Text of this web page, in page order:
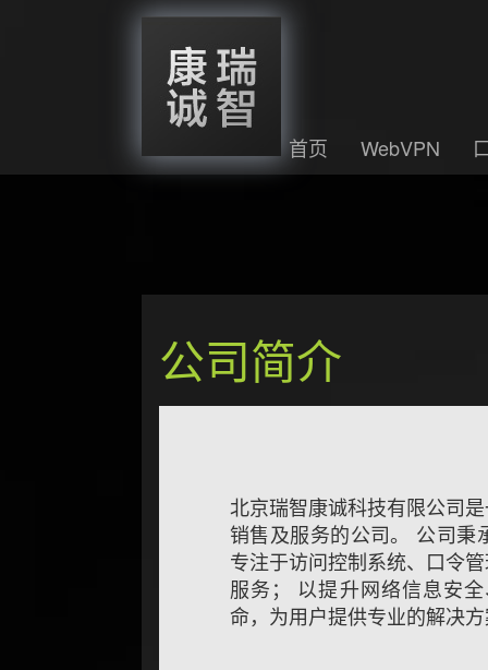
首页 WebVPN
公司简介
北京瑞智康诚科技有限公司
销售及服务的公司。 公司秉
专注于访问控制系统、口令
服务； 以提升网络信息安
命，为用户提供专业的解决